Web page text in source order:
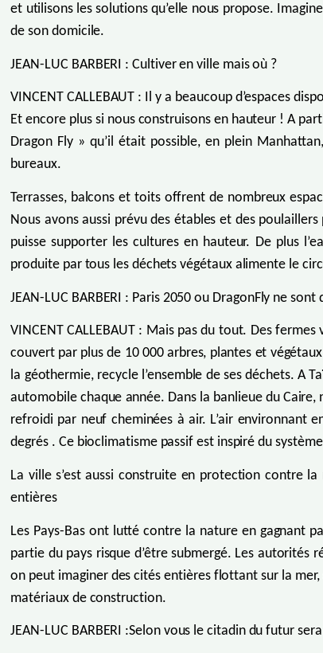
et utilisons les solutions qu’elle nous propose.
de son domicile.
JEAN-LUC BARBERI : Cultiver en ville mais où ?
VINCENT CALLEBAUT : Il y a beaucoup d’espaces
Et encore plus si nous construisons en hauteur ! A
Dragon Fly » qu’il était possible, en plein
bureaux.
Terrasses, balcons et toits offrent de nombreux
Nous avons aussi prévu des étables et des
puisse supporter les cultures en hauteur. De plus
produite par tous les déchets végétaux alimente le
JEAN-LUC BARBERI : Paris 2050 ou DragonFly ne
VINCENT CALLEBAUT : Mais pas du tout. Des
couvert par plus de 10 000 arbres, plantes et
la géothermie, recycle l’ensemble de ses déchets. A
automobile chaque année. Dans la banlieue du
refroidi par neuf cheminées à air. L’air environnant
degrés . Ce bioclimatisme passif est inspiré du
La ville s’est aussi construite en protection contre
entières
Les Pays-Bas ont lutté contre la nature en gagnant
partie du pays risque d’être submergé. Les
on peut imaginer des cités entières flottant sur la
matériaux de construction.
JEAN-LUC BARBERI :Selon vous le citadin du futur